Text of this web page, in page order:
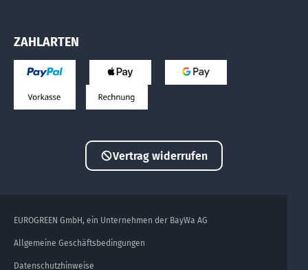
ZAHLARTEN
Vertrag widerrufen
EUROGREEN GmbH, ein Unternehmen der BayWa AG
Allgemeine Geschäftsbedingungen
Datenschutzhinweise